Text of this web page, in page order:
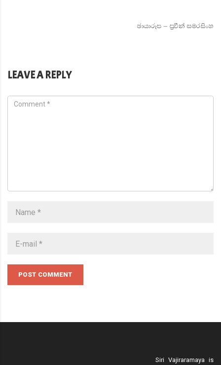
ඡායාරූප – ප්‍රවීන් සමරසිංහ
LEAVE A REPLY
POST COMMENT
Siri Vajiraramaya is